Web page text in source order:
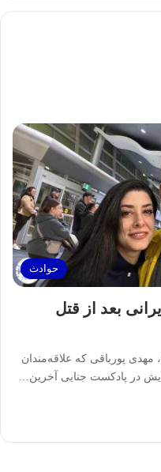
حوادث
بعد از قتل
پورباقی که علاقه‌مندان
در پادکست جنایی آخرین…